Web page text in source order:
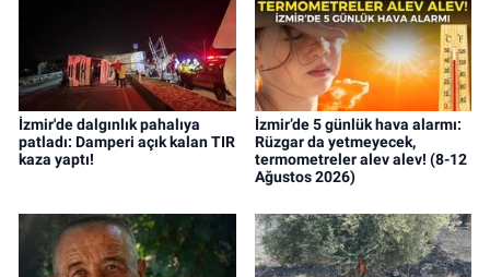
İzmir'de dalgınlık pahalıya
patladı: Damperi açık kalan TIR
kaza yaptı!
İzmir’de 5 günlük hava alarmı:
Rüzgar da yetmeyecek,
termometreler alev alev! (8-12
Ağustos 2026)